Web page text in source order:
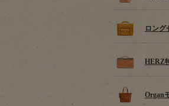
ロング
HERZ
Organ